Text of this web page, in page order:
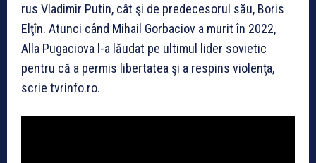
rus Vladimir Putin, cât şi de predecesorul său, Boris
Elţîn. Atunci când Mihail Gorbaciov a murit în 2022,
Alla Pugaciova l-a lăudat pe ultimul lider sovietic
pentru că a permis libertatea şi a respins violenţa,
scrie tvrinfo.ro.